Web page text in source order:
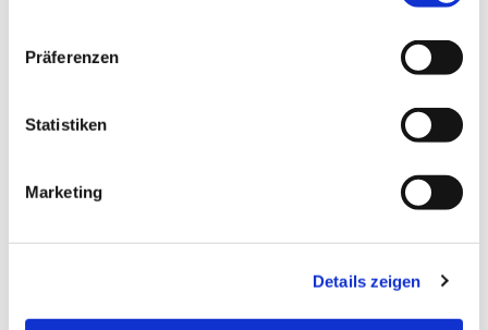
Präferenzen
Statistiken
Marketing
Details zeigen